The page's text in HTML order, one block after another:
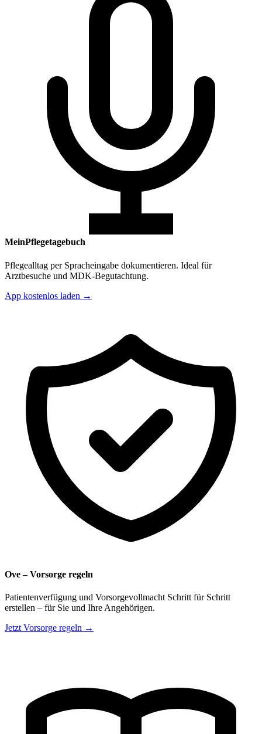
MeinPflegetagebuch
Pflegealltag per Spracheingabe dokumentieren. Ideal für
Arztbesuche und MDK-Begutachtung.
App kostenlos laden →
Ove – Vorsorge regeln
Patientenverfügung und Vorsorgevollmacht Schritt für Schritt
erstellen – für Sie und Ihre Angehörigen.
Jetzt Vorsorge regeln →